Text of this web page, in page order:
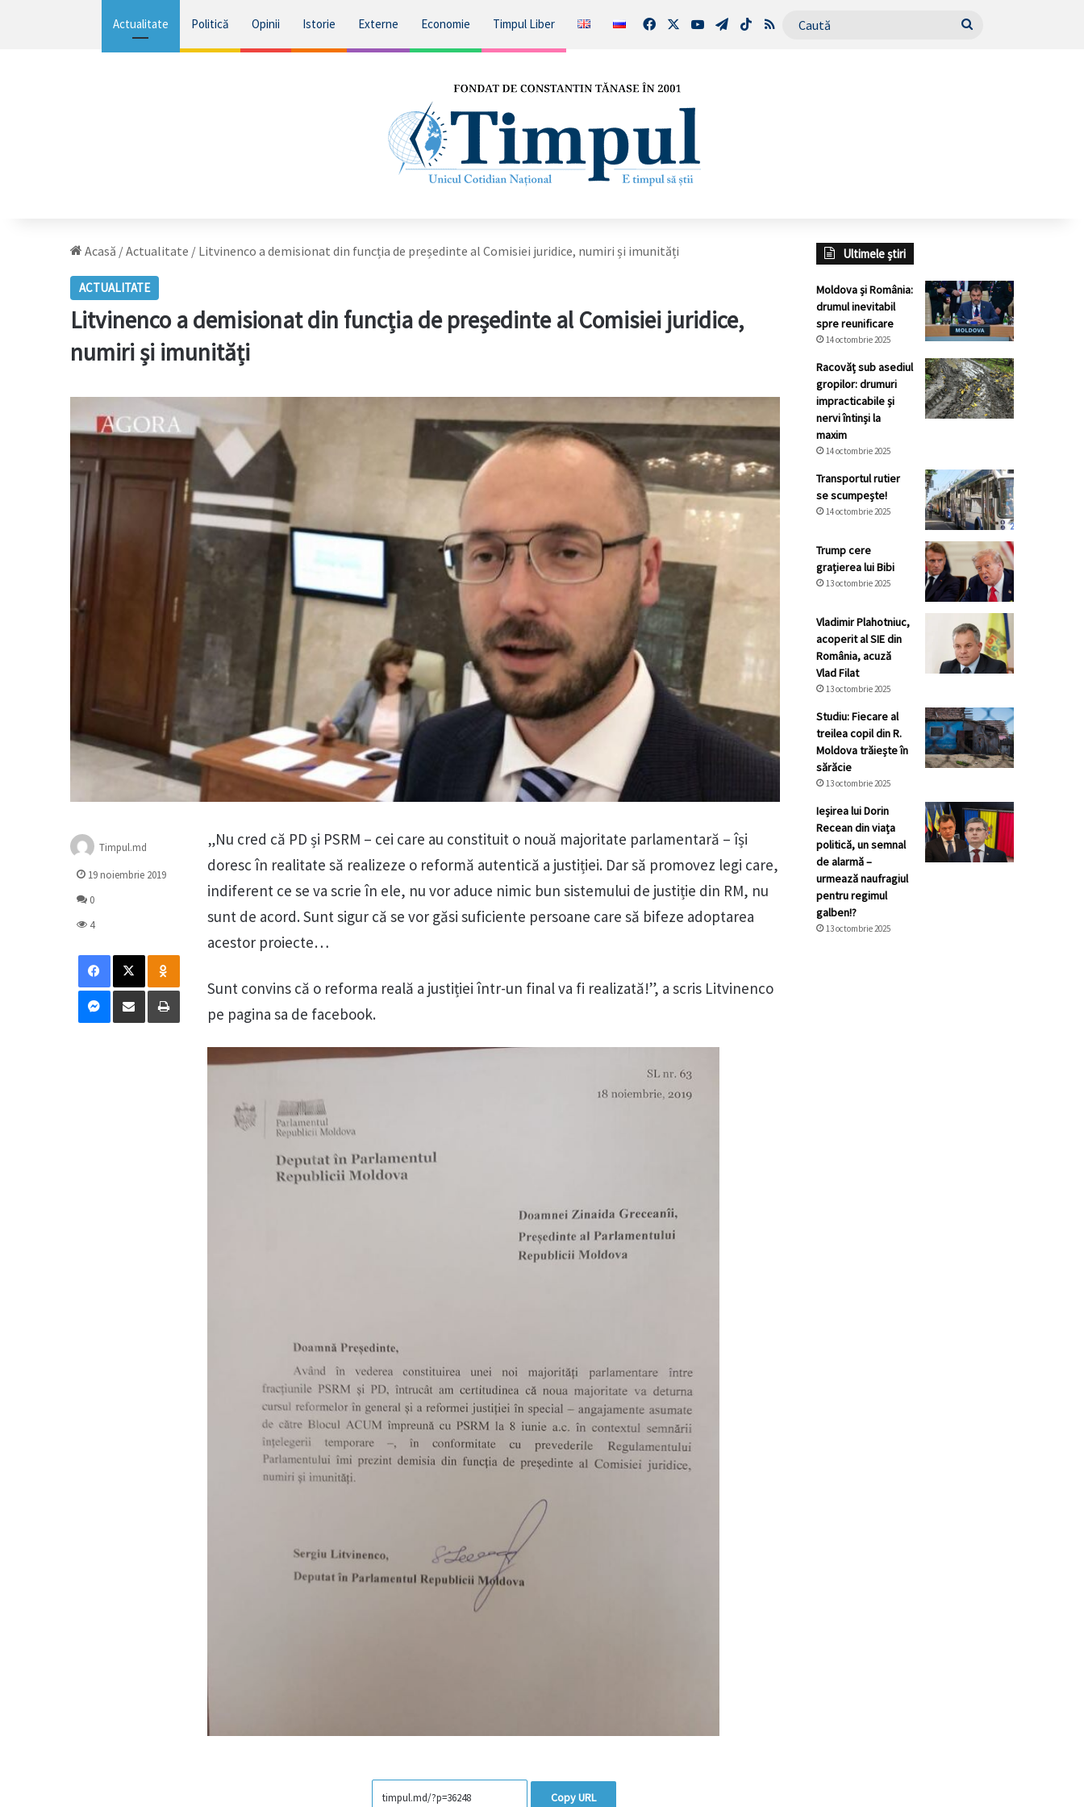
Actualitate Politică Opinii Istorie Externe Economie Timpul Liber FacebookYouTubeTelegram
TikTokRSS Caută
Acasă /Actualitate / Litvinenco a demisionat din funcția de președinte al Comisiei juridice, numiri și imunități
ACTUALITATE
Litvinenco a demisionat din funcția de președinte al Comisiei juridice,
numiri și imunități
„Nu cred că PD și PSRM – cei care au constituit o nouă majoritate parlamentară – își
doresc în realitate să realizeze o reformă autentică a justiției. Dar să promovez legi care,
indiferent ce se va scrie în ele, nu vor aduce nimic bun sistemului de justiție din RM, nu
sunt de acord. Sunt sigur că se vor găsi suficiente persoane care să bifeze adoptarea
acestor proiecte…
Sunt convins că o reforma reală a justiției într-un final va fi realizată!”, a scris Litvinenco
pe pagina sa de facebook.
Copy URL
Timpul.md
19 noiembrie 2019
0
4
Facebook
X Odnoklassniki
Messenger
Distribuie prin mail Tipărește
Ultimele știri
Moldova și România:
drumul inevitabil
spre reunificare
14 octombrie 2025
Racovăț sub asediul
gropilor: drumuri
impracticabile și
nervi întinși la
maxim
14 octombrie 2025
Transportul rutier
se scumpește!
14 octombrie 2025
Trump cere
grațierea lui Bibi
13 octombrie 2025
Vladimir Plahotniuc,
acoperit al SIE din
România, acuză
Vlad Filat
13 octombrie 2025
Studiu: Fiecare al
treilea copil din R.
Moldova trăiește în
sărăcie
13 octombrie 2025
Ieșirea lui Dorin
Recean din viața
politică, un semnal
de alarmă –
urmează naufragiul
pentru regimul
galben!?
13 octombrie 2025